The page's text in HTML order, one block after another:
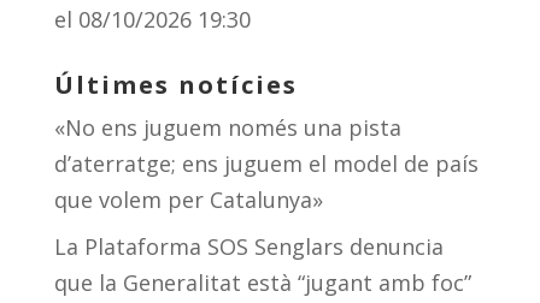
el 08/10/2026 19:30
Últimes notícies
«No ens juguem només una pista
d’aterratge; ens juguem el model de país
que volem per Catalunya»
La Plataforma SOS Senglars denuncia
que la Generalitat està “jugant amb foc”